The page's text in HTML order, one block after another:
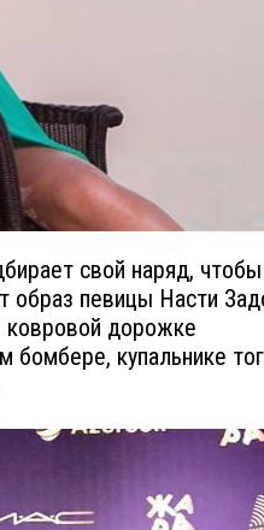
свой наряд, чтобы
образ певицы Насти
ковровой дорожке
бомбере, купальнике